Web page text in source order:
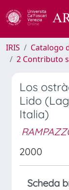
IRIS
Catalogo
2 Contributo
Los
Lido
Italia)
2000
Scheda